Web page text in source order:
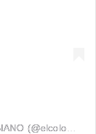
Una publicación compartida por EL COLOMBIANO (@elcolombiano_)